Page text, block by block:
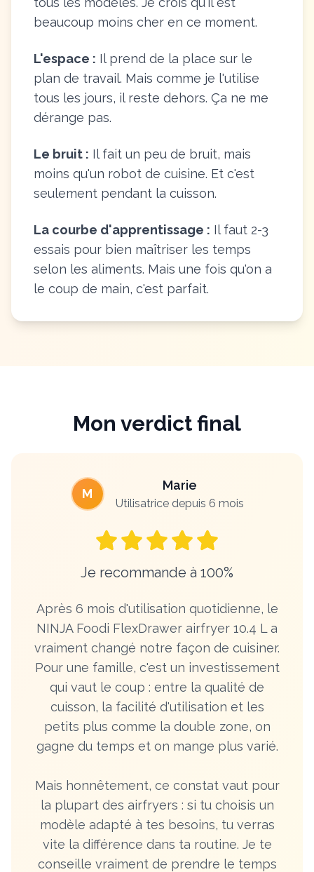
beaucoup moins cher en ce moment.
L'espace : Il prend de la place sur le
plan de travail. Mais comme je l'utilise
tous les jours, il reste dehors. Ça ne me
dérange pas.
Le bruit : Il fait un peu de bruit, mais
moins qu'un robot de cuisine. Et c'est
seulement pendant la cuisson.
La courbe d'apprentissage : Il faut 2-3
essais pour bien maîtriser les temps
selon les aliments. Mais une fois qu'on a
le coup de main, c'est parfait.
Mon verdict final
M
Marie
Utilisatrice depuis 6 mois
Je recommande à 100%
Après 6 mois d'utilisation quotidienne, le
NINJA Foodi FlexDrawer airfryer 10.4 L a
vraiment changé notre façon de cuisiner.
Pour une famille, c'est un investissement
qui vaut le coup : entre la qualité de
cuisson, la facilité d'utilisation et les
petits plus comme la double zone, on
gagne du temps et on mange plus varié.
Mais honnêtement, ce constat vaut pour
la plupart des airfryers : si tu choisis un
modèle adapté à tes besoins, tu verras
vite la différence dans ta routine. Je te
conseille vraiment de prendre le temps